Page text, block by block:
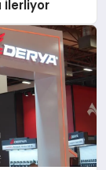
İlerliyor